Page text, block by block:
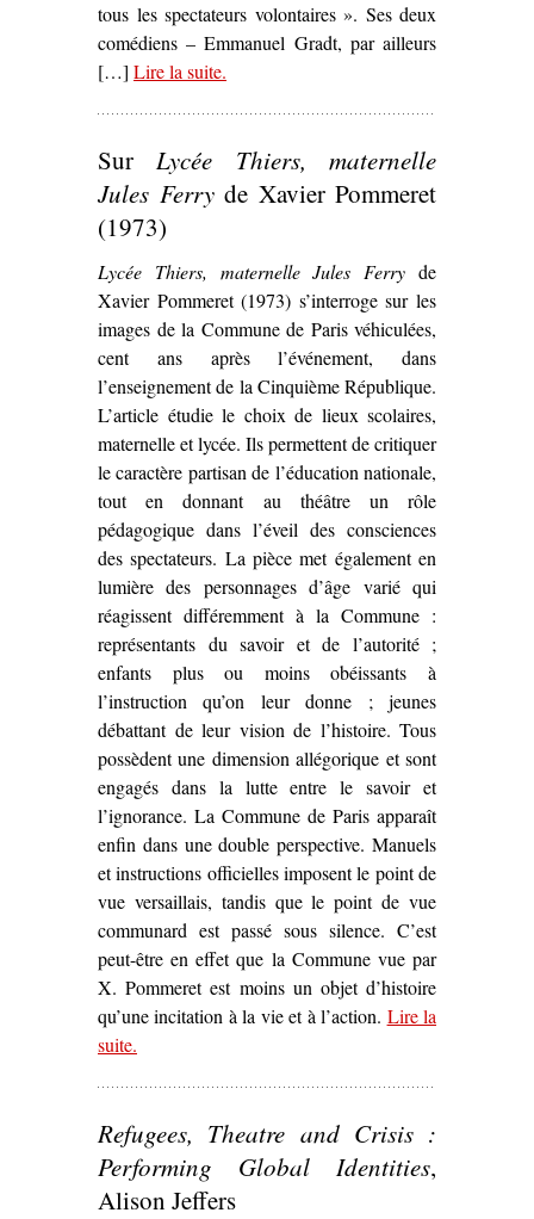
tous les spectateurs volontaires ». Ses deux
comédiens – Emmanuel Gradt, par ailleurs
[…] Lire la suite– ‘La Commune de Paris par la
.
SurLycée Thiers, maternelle
Jules Ferryde Xavier Pommeret
(1973)
Lycée Thiers, maternelle Jules Ferry de
Xavier Pommeret (1973) s’interroge sur les
images de la Commune de Paris véhiculées,
cent ans après l’événement, dans
l’enseignement de la Cinquième République.
L’article étudie le choix de lieux scolaires,
maternelle et lycée. Ils permettent de critiquer
le caractère partisan de l’éducation nationale,
tout en donnant au théâtre un rôle
pédagogique dans l’éveil des consciences
des spectateurs. La pièce met également en
lumière des personnages d’âge varié qui
réagissent différemment à la Commune :
représentants du savoir et de l’autorité ;
enfants plus ou moins obéissants à
l’instruction qu’on leur donne ; jeunes
débattant de leur vision de l’histoire. Tous
possèdent une dimension allégorique et sont
engagés dans la lutte entre le savoir et
l’ignorance. La Commune de Paris apparaît
enfin dans une double perspective. Manuels
et instructions officielles imposent le point de
vue versaillais, tandis que le point de vue
communard est passé sous silence. C’est
peut-être en effet que la Commune vue par
X. Pommeret est moins un objet d’histoire
qu’une incitation à la vie et à l’action. Lire la
suite– ‘Sur
.
Refugees, Theatre and Crisis :
Performing Global Identities,
Alison Jeffers